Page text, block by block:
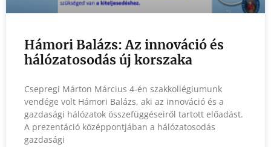
Hámori Balázs: Az innováció és
hálózatosodás új korszaka
Csepregi Márton Március 4-én szakkollégiumunk
vendége volt Hámori Balázs, aki az innováció és a
gazdasági hálózatok összefüggéseiről tartott előadást.
A prezentáció középpontjában a hálózatosodás
gazdasági